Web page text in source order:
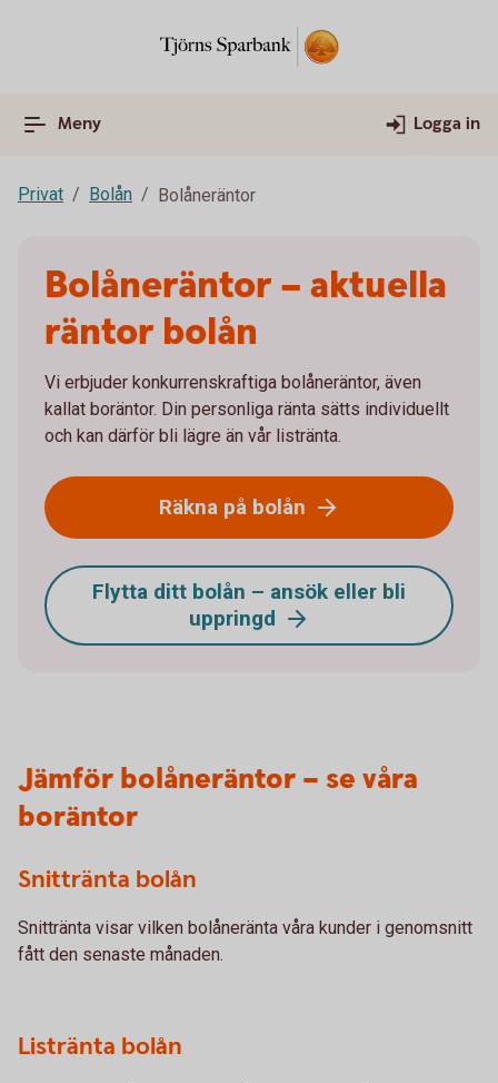
Meny Logga in
Privat Bolån Bolåneräntor
Bolåneräntor – aktuella
räntor bolån
Vi erbjuder konkurrenskraftiga bolåneräntor, även
kallat boräntor. Din personliga ränta sätts individuellt
och kan därför bli lägre än vår listränta.
Räkna på bolån
Flytta ditt bolån – ansök eller bli
uppringd
Jämför bolåneräntor – se våra
boräntor
Snittränta bolån
Snittränta visar vilken bolåneränta våra kunder i genomsnitt
fått den senaste månaden.
Listränta bolån